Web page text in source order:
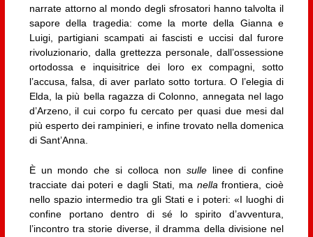
narrate attorno al mondo degli sfrosatori hanno talvolta il
sapore della tragedia: come la morte della Gianna e
Luigi, partigiani scampati ai fascisti e uccisi dal furore
rivoluzionario, dalla grettezza personale, dall’ossessione
ortodossa e inquisitrice dei loro ex compagni, sotto
l’accusa, falsa, di aver parlato sotto tortura. O l’elegia di
Elda, la più bella ragazza di Colonno, annegata nel lago
d’Arzeno, il cui corpo fu cercato per quasi due mesi dal
più esperto dei rampinieri, e infine trovato nella domenica
di Sant’Anna.
È un mondo che si colloca non sullelinee di confine
tracciate dai poteri e dagli Stati, ma nellafrontiera, cioè
nello spazio intermedio tra gli Stati e i poteri: «I luoghi di
confine portano dentro di sé lo spirito d’avventura,
l’incontro tra storie diverse, il dramma della divisione nel